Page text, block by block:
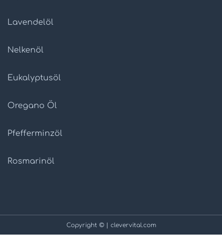
Lavendelöl
Nelkenöl
Eukalyptusöl
Oregano Öl
Pfefferminzöl
Rosmarinöl
Copyright © | clevervital.com